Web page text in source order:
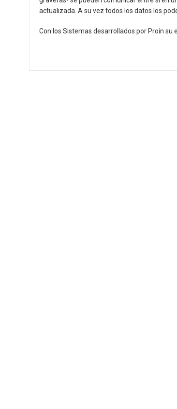
actualizada. A su vez todos los datos los
Con los Sistemas desarrollados por Proin su